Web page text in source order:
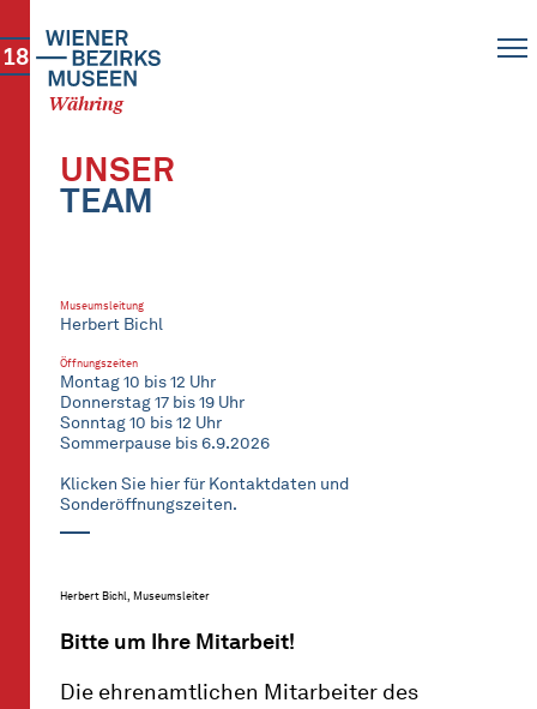
Währing
18
UNSER
TEAM
Museumsleitung
Herbert Bichl
Öffnungszeiten
Montag 10 bis 12 Uhr
Donnerstag 17 bis 19 Uhr
Sonntag 10 bis 12 Uhr
Sommerpause bis 6.9.2026
Klicken Sie hier für Kontaktdaten und
Sonderöffnungszeiten.
Herbert Bichl, Museumsleiter
Bitte um Ihre Mitarbeit!
Die ehrenamtlichen Mitarbeiter des